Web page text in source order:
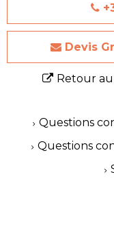
Devis
Retour
Questions
Questions